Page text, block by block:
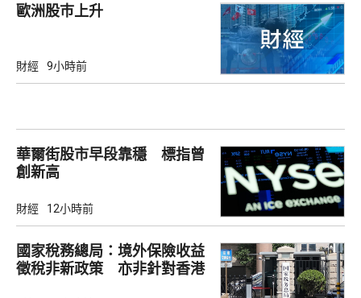
歐洲股巿上升
財經 9小時前
華爾街股市早段靠穩 標指曾
創新高
財經 12小時前
國家稅務總局：境外保險收益
徵稅非新政策 亦非針對香港